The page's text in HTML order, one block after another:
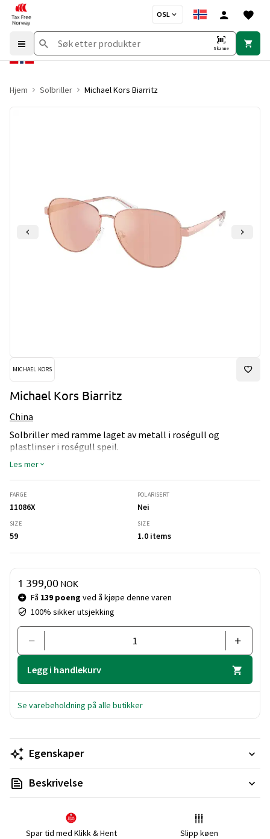
OSL
Skanne
Hjem Solbriller Michael Kors Biarritz
MICHAEL KORS
Michael Kors Biarritz
China
Solbriller med ramme laget av metall i roségull og
plastlinser i roségull speil.
Les mer
FARGE
11086X
POLARISERT
Nei
SIZE
59
SIZE
1.0 items
Pris og mengde
Få 139 poeng ved å kjøpe denne varen
100% sikker utsjekking
1 399,00 NOK
Legg i handlekurv
Se varebeholdning på alle butikker
Egenskaper
Beskrivelse
Spar tid med Klikk & Hent Slipp køen